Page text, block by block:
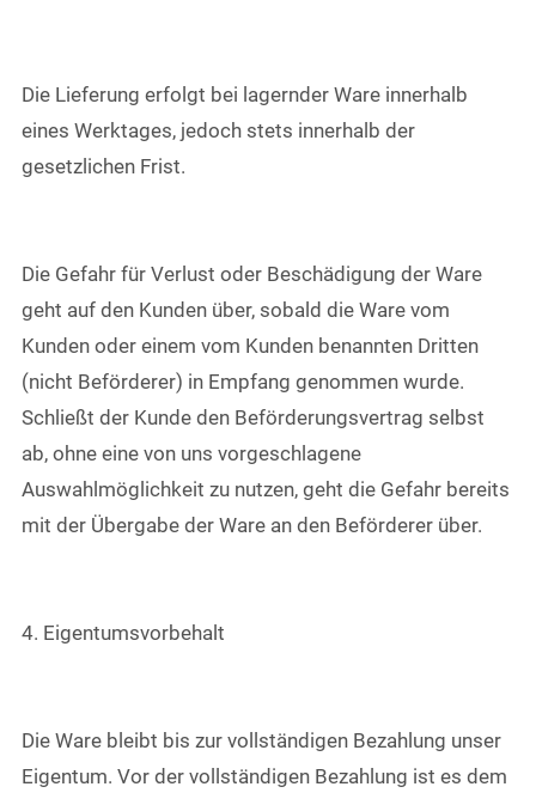
Die Lieferung erfolgt bei lagernder Ware innerhalb
eines Werktages, jedoch stets innerhalb der
gesetzlichen Frist.
Die Gefahr für Verlust oder Beschädigung der Ware
geht auf den Kunden über, sobald die Ware vom
Kunden oder einem vom Kunden benannten Dritten
(nicht Beförderer) in Empfang genommen wurde.
Schließt der Kunde den Beförderungsvertrag selbst
ab, ohne eine von uns vorgeschlagene
Auswahlmöglichkeit zu nutzen, geht die Gefahr bereits
mit der Übergabe der Ware an den Beförderer über.
4. Eigentumsvorbehalt
Die Ware bleibt bis zur vollständigen Bezahlung unser
Eigentum. Vor der vollständigen Bezahlung ist es dem